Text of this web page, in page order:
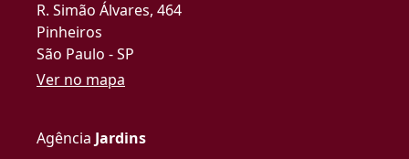
R. Simão Álvares, 464
Pinheiros
São Paulo - SP
Ver no mapa
Agência Jardins